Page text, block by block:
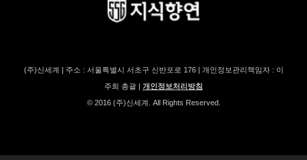
(주)신세계 | 주소 : 서울특별시 서초구 신반포로 176 | 개인정보관리책임자 : 이
주희 총괄 | 개인정보처리방침